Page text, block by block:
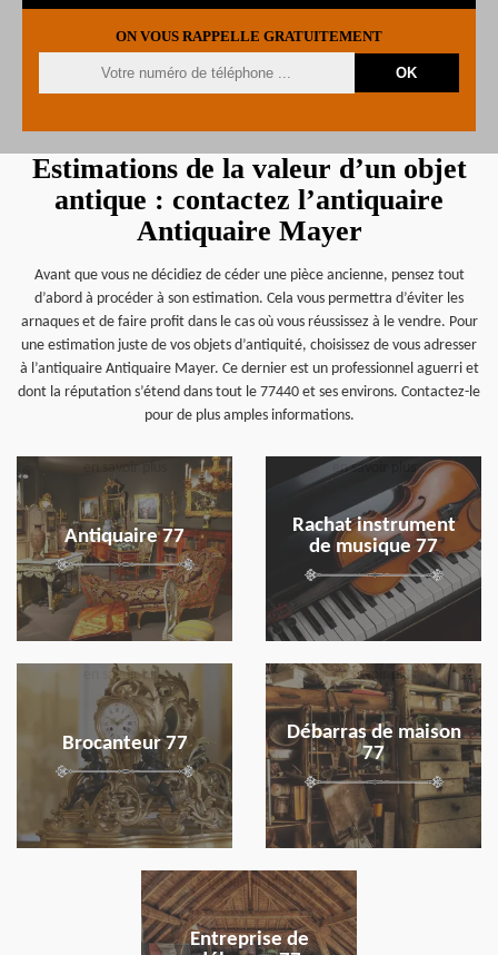
ON VOUS RAPPELLE GRATUITEMENT
Estimations de la valeur d’un objet
antique : contactez l’antiquaire
Antiquaire Mayer
Avant que vous ne décidiez de céder une pièce ancienne, pensez tout
d’abord à procéder à son estimation. Cela vous permettra d’éviter les
arnaques et de faire profit dans le cas où vous réussissez à le vendre. Pour
une estimation juste de vos objets d’antiquité, choisissez de vous adresser
à l’antiquaire Antiquaire Mayer. Ce dernier est un professionnel aguerri et
dont la réputation s’étend dans tout le 77440 et ses environs. Contactez-le
pour de plus amples informations.
Antiquaire 77
en savoir plus
Rachat instrument
de musique 77
en savoir plus
Brocanteur 77
en savoir plus
Débarras de maison
77
en savoir plus
Entreprise de
en savoir plus